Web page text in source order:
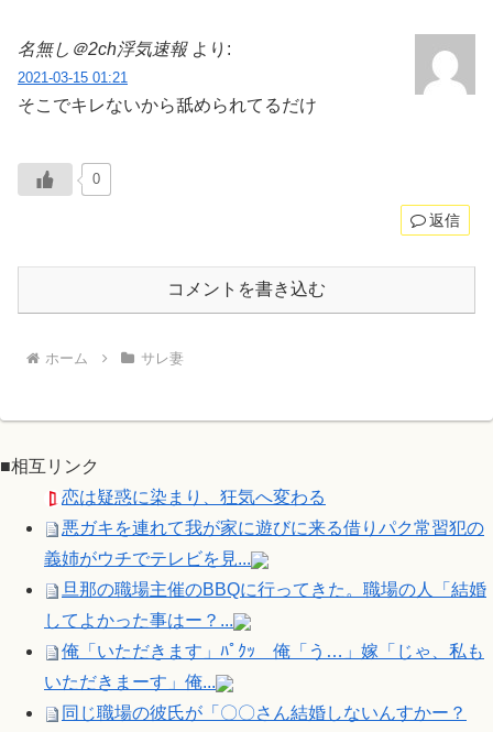
名無し＠2ch浮気速報 より:
2021-03-15 01:21
そこでキレないから舐められてるだけ
0
返信
コメントを書き込む
ホーム サレ妻
■相互リンク
恋は疑惑に染まり、狂気へ変わる
悪ガキを連れて我が家に遊びに来る借りパク常習犯の
義姉がウチでテレビを見...
旦那の職場主催のBBQに行ってきた。職場の人「結婚
してよかった事はー？...
俺「いただきます」ﾊﾟｸｯ 俺「う…」嫁「じゃ、私も
いただきまーす」俺...
同じ職場の彼氏が「〇〇さん結婚しないんすかー？